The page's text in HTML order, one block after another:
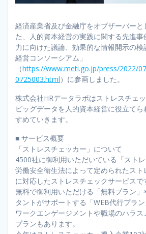
経済産業省及び金融庁をオブザーバー
た、人的資本経営の実践に関する先進
力に向けた議論、効果的な情報開示の
経営コンソーシアム」
（https://www.meti.go.jp/press/2022/
0725003.html）に参画しました。
株式会社HRデータラボはストレスチェ
ビッグデータを人的資本経営に役立て
すめていきます。
■ サービス概要
「ストレスチェッカー」について
4500社に御利用いただいている「ストレ
労働安全衛生法によって定められたス
に対応したストレスチェックサービスで
無料で御利用いただける「無料プラン
タントがサポートする「WEB代行プラ
ワークエンゲージメントや職場のハラ
プランもあります。